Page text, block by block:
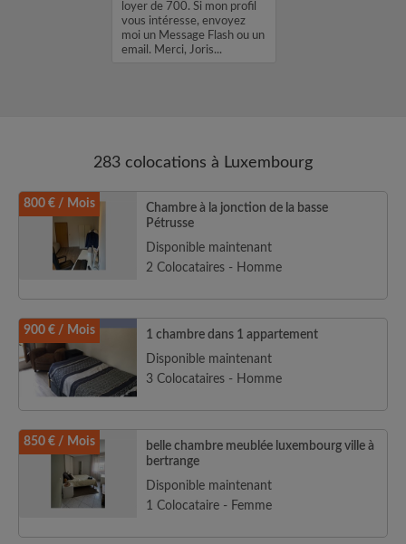
loyer de 700. Si mon profil
vous intéresse, envoyez
moi un Message Flash ou un
email. Merci, Joris...
283 colocations à Luxembourg
800 € / Mois
Chambre à la jonction de la basse
Pétrusse
Disponible maintenant
2 Colocataires - Homme
900 € / Mois
1 chambre dans 1 appartement
Disponible maintenant
3 Colocataires - Homme
850 € / Mois
belle chambre meublée luxembourg ville à
bertrange
Disponible maintenant
1 Colocataire - Femme